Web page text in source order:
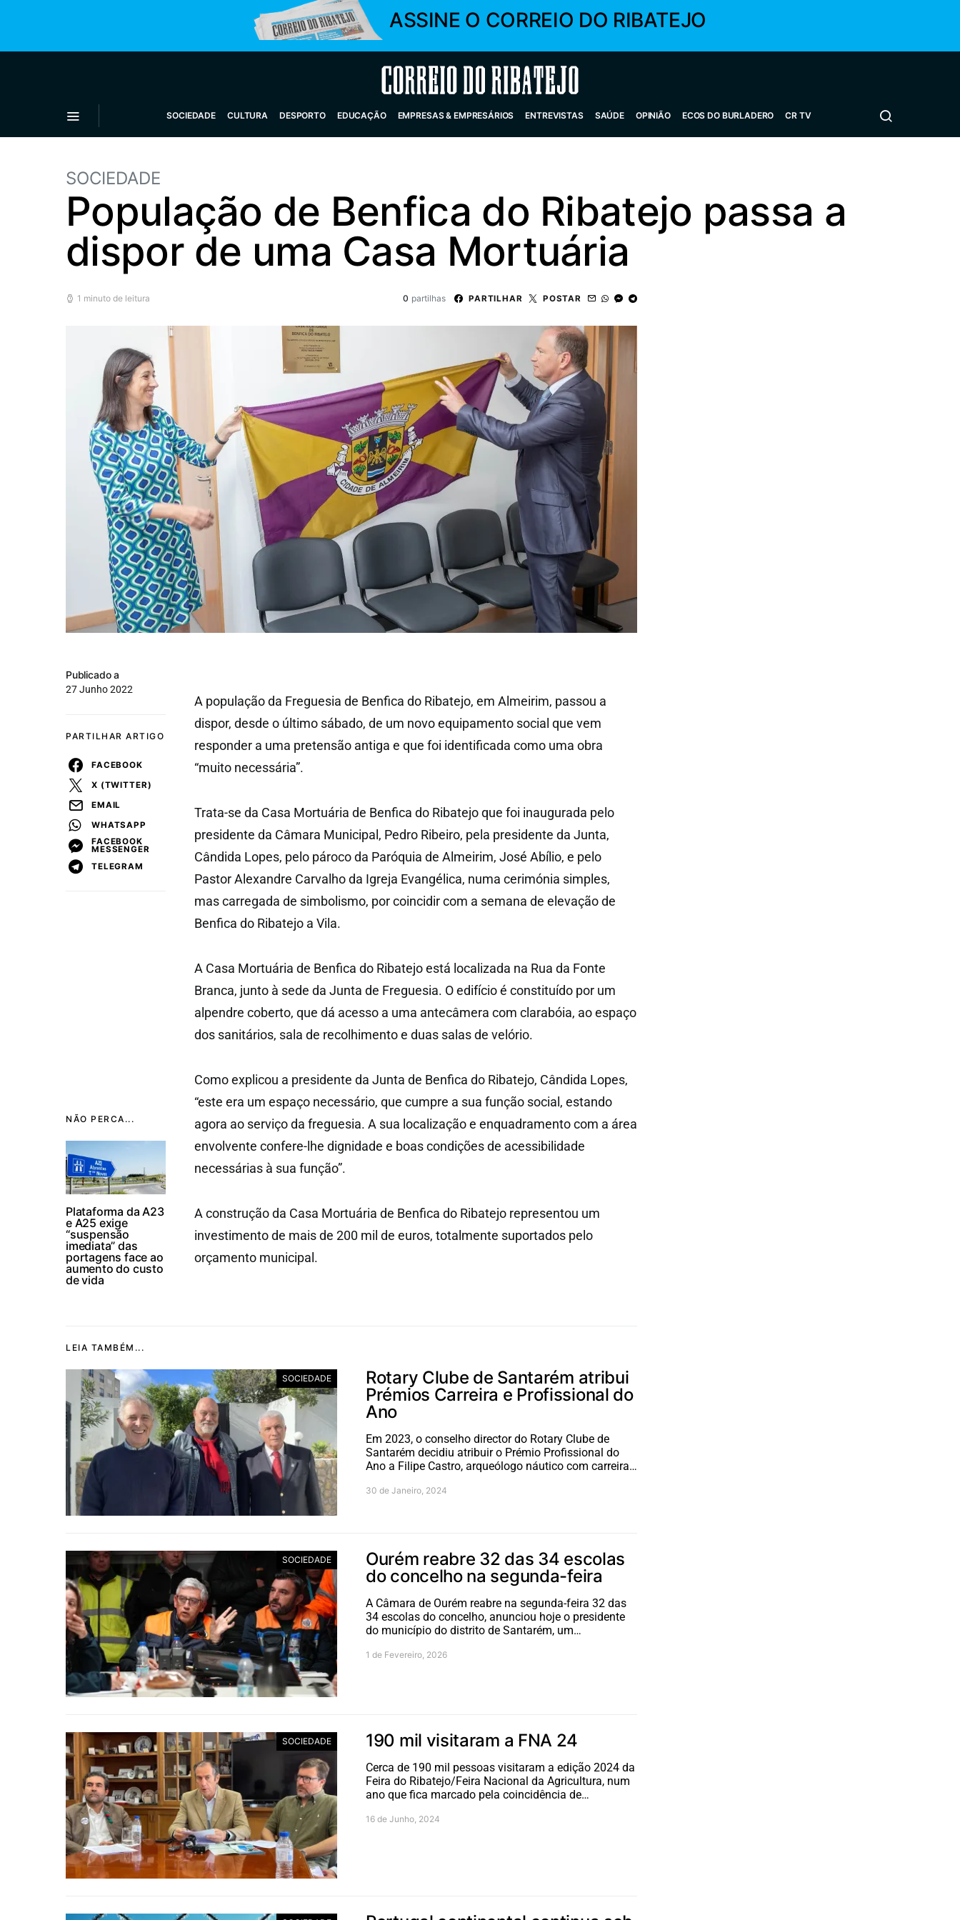
ASSINE O CORREIO DO RIBATEJO
Correio do Ribatejo
SOCIEDADE CULTURA DESPORTO EDUCAÇÃO EMPRESAS & EMPRESÁRIOS ENTREVISTAS SAÚDE OPINIÃO ECOS DO BURLADERO CR TV
SOCIEDADE
População de Benfica do Ribatejo passa a
dispor de uma Casa Mortuária
1 minuto de leitura 0 partilhas PARTILHAR POSTAR
NÃO PERCA...
Plataforma da A23
e A25 exige
“suspensão
imediata” das
portagens face ao
aumento do custo
de vida
Publicado a
27 Junho 2022
PARTILHAR ARTIGO
FACEBOOK
X (TWITTER)
EMAIL
WHATSAPP
FACEBOOK
MESSENGER
TELEGRAM
A população da Freguesia de Benfica do Ribatejo, em Almeirim, passou a
dispor, desde o último sábado, de um novo equipamento social que vem
responder a uma pretensão antiga e que foi identificada como uma obra
“muito necessária”.
Trata-se da Casa Mortuária de Benfica do Ribatejo que foi inaugurada pelo
presidente da Câmara Municipal, Pedro Ribeiro, pela presidente da Junta,
Cândida Lopes, pelo pároco da Paróquia de Almeirim, José Abílio, e pelo
Pastor Alexandre Carvalho da Igreja Evangélica, numa cerimónia simples,
mas carregada de simbolismo, por coincidir com a semana de elevação de
Benfica do Ribatejo a Vila.
A Casa Mortuária de Benfica do Ribatejo está localizada na Rua da Fonte
Branca, junto à sede da Junta de Freguesia. O edifício é constituído por um
alpendre coberto, que dá acesso a uma antecâmera com clarabóia, ao espaço
dos sanitários, sala de recolhimento e duas salas de velório.
Como explicou a presidente da Junta de Benfica do Ribatejo, Cândida Lopes,
“este era um espaço necessário, que cumpre a sua função social, estando
agora ao serviço da freguesia. A sua localização e enquadramento com a área
envolvente confere-lhe dignidade e boas condições de acessibilidade
necessárias à sua função”.
A construção da Casa Mortuária de Benfica do Ribatejo representou um
investimento de mais de 200 mil de euros, totalmente suportados pelo
orçamento municipal.
LEIA TAMBÉM...
SOCIEDADE
Rotary Clube de Santarém atribui
Prémios Carreira e Profissional do
Ano
Em 2023, o conselho director do Rotary Clube de
Santarém decidiu atribuir o Prémio Profissional do
Ano a Filipe Castro, arqueólogo náutico com carreira…
30 de Janeiro, 2024
SOCIEDADE
Ourém reabre 32 das 34 escolas
do concelho na segunda-feira
A Câmara de Ourém reabre na segunda-feira 32 das
34 escolas do concelho, anunciou hoje o presidente
do município do distrito de Santarém, um…
1 de Fevereiro, 2026
SOCIEDADE 190 mil visitaram a FNA 24
Cerca de 190 mil pessoas visitaram a edição 2024 da
Feira do Ribatejo/Feira Nacional da Agricultura, num
ano que fica marcado pela coincidência de…
16 de Junho, 2024